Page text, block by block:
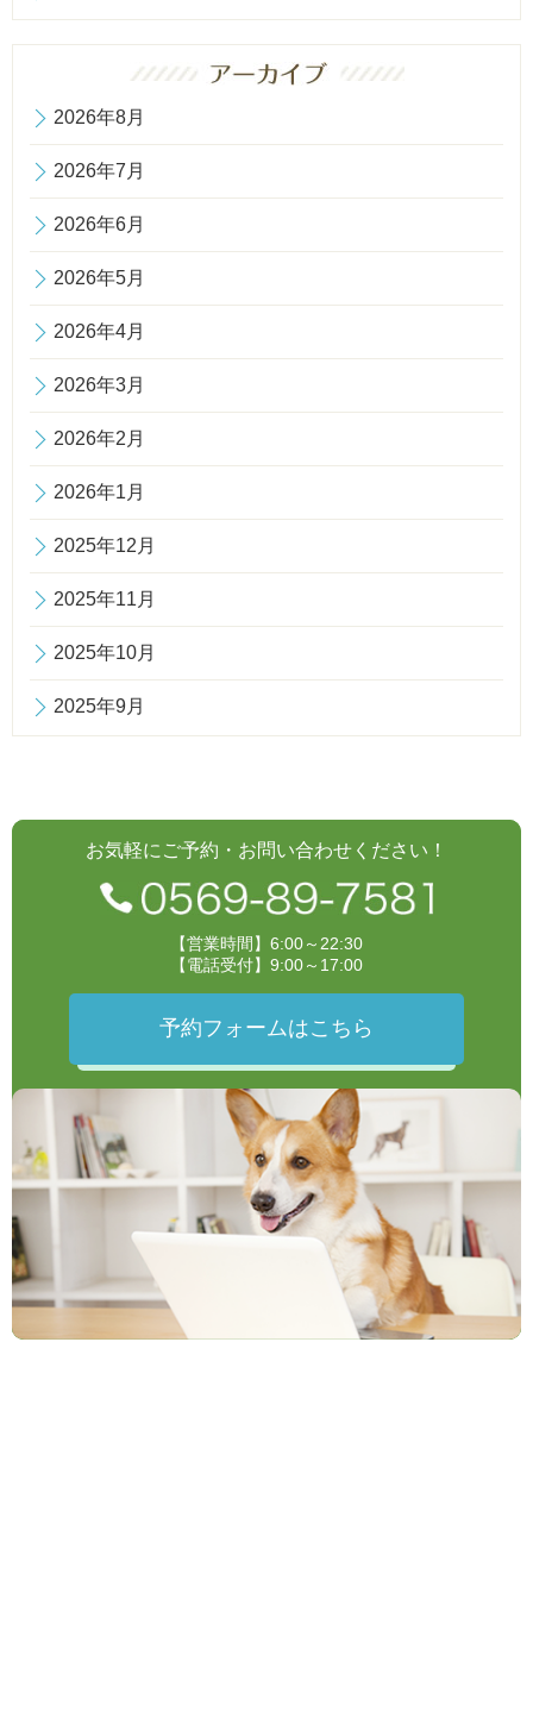
2026年8月
2026年7月
2026年6月
2026年5月
2026年4月
2026年3月
2026年2月
2026年1月
2025年12月
2025年11月
2025年10月
2025年9月
お気軽にご予約・お問い合わせください！
【営業時間】6:00～22:30
【電話受付】9:00～17:00
予約フォームはこちら